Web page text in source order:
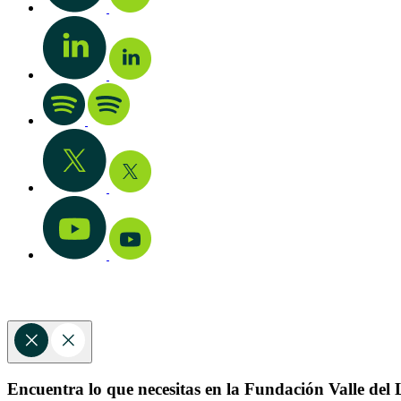
Encuentra lo que necesitas en la Fundación Valle del